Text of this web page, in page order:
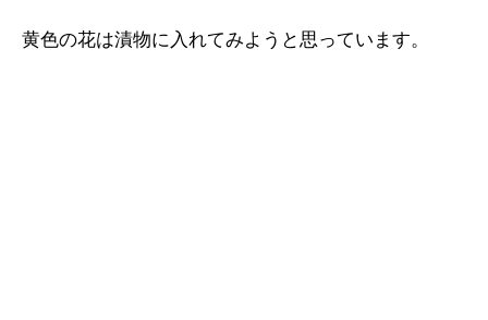
黄色の花は漬物に入れてみようと思っています。